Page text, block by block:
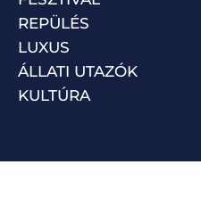
REPÜLÉS
LUXUS
ÁLLATI UTAZÓK
KULTÚRA